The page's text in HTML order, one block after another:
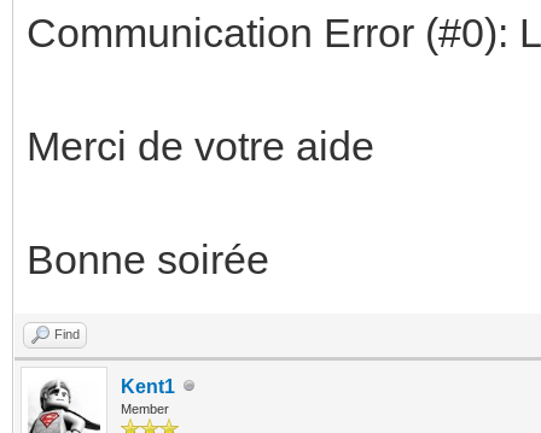
Communication Error (#0):
Merci de votre aide
Bonne soirée
Find
Kent1
Member